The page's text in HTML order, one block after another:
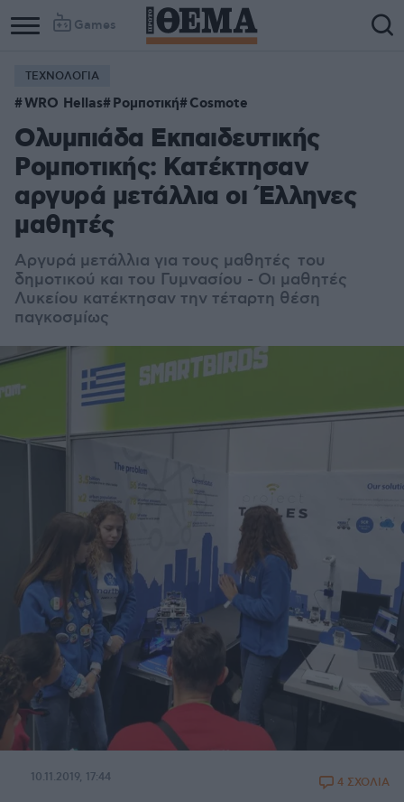
Games
ΤΕΧΝΟΛΟΓΙΑ
WRO Hellas Ρομποτική Cosmote
Ολυμπιάδα Εκπαιδευτικής
Ρομποτικής: Κατέκτησαν
αργυρά μετάλλια οι Έλληνες
μαθητές
Αργυρά μετάλλια για τους μαθητές του
δημοτικού και του Γυμνασίου - Οι μαθητές
Λυκείου κατέκτησαν την τέταρτη θέση
παγκοσμίως
10.11.2019, 17:44 4 ΣΧΟΛΙΑ